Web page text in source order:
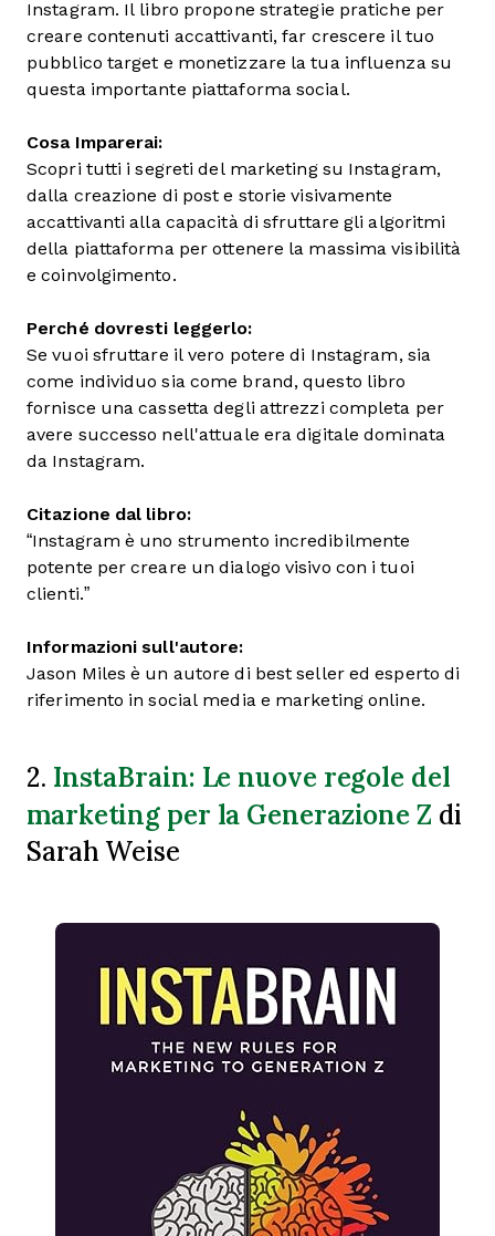
Instagram. Il libro propone strategie pratiche per
creare contenuti accattivanti, far crescere il tuo
pubblico target e monetizzare la tua influenza su
questa importante piattaforma social.
Cosa Imparerai:
Scopri tutti i segreti del marketing su Instagram,
dalla creazione di post e storie visivamente
accattivanti alla capacità di sfruttare gli algoritmi
della piattaforma per ottenere la massima visibilità
e coinvolgimento.
Perché dovresti leggerlo:
Se vuoi sfruttare il vero potere di Instagram, sia
come individuo sia come brand, questo libro
fornisce una cassetta degli attrezzi completa per
avere successo nell'attuale era digitale dominata
da Instagram.
Citazione dal libro:
“Instagram è uno strumento incredibilmente
potente per creare un dialogo visivo con i tuoi
clienti.”
Informazioni sull'autore:
Jason Miles è un autore di best seller ed esperto di
riferimento in social media e marketing online.
2. InstaBrain: Le nuove regole del
marketing per la Generazione Z di
Sarah Weise